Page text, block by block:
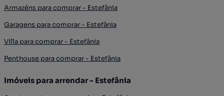
Armazéns para comprar - Estefânia
Garagens para comprar - Estefânia
Villa para comprar - Estefânia
Penthouse para comprar - Estefânia
Imóveis para arrendar - Estefânia